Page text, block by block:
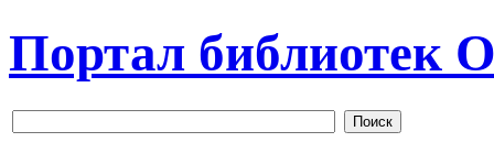
Портал библиотек
Поиск